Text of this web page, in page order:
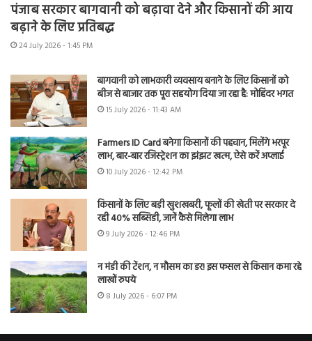
पंजाब सरकार बागवानी को बढ़ावा देने और किसानों की आय
बढ़ाने के लिए प्रतिबद्ध
24 July 2026 - 1:45 PM
बागवानी को लाभकारी व्यवसाय बनाने के लिए किसानों को
बीज से बाजार तक पूरा सहयोग दिया जा रहा है: मोहिंदर भगत
15 July 2026 - 11:43 AM
Farmers ID Card बनेगा किसानों की पहचान, मिलेंगे भरपूर
लाभ, बार-बार रजिस्ट्रेशन का झंझट खत्म, ऐसे करें अप्लाई
10 July 2026 - 12:42 PM
किसानों के लिए बड़ी खुशखबरी, फूलों की खेती पर सरकार दे
रही 40% सब्सिडी, जानें कैसे मिलेगा लाभ
9 July 2026 - 12:46 PM
न मंडी की टेंशन, न मौसम का डर! इस फसल से किसान कमा रहे
लाखों रुपये
8 July 2026 - 6:07 PM